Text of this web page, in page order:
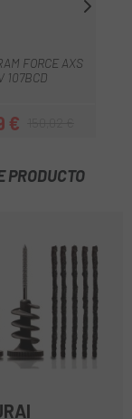
FORCE AXS
107BCD
Precio
€Precio regular
PRODUCTO